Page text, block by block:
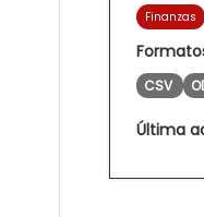
Finanzas
CSV
Última